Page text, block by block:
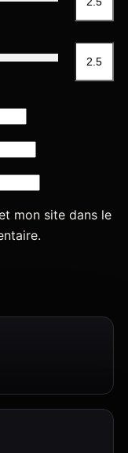
mon site dans le